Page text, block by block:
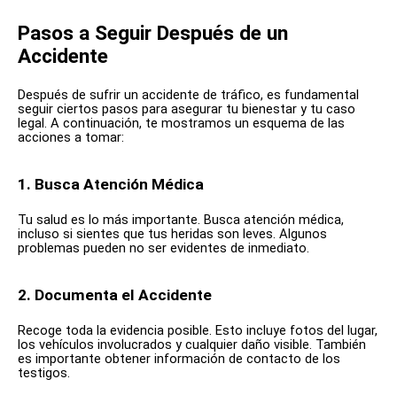
Pasos a Seguir Después de un
Accidente
Después de sufrir un accidente de tráfico, es fundamental
seguir ciertos pasos para asegurar tu bienestar y tu caso
legal. A continuación, te mostramos un esquema de las
acciones a tomar:
1. Busca Atención Médica
Tu salud es lo más importante. Busca atención médica,
incluso si sientes que tus heridas son leves. Algunos
problemas pueden no ser evidentes de inmediato.
2. Documenta el Accidente
Recoge toda la evidencia posible. Esto incluye fotos del lugar,
los vehículos involucrados y cualquier daño visible. También
es importante obtener información de contacto de los
testigos.